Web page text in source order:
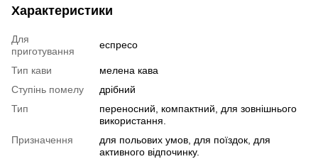
Характеристики
Для
приготування
еспресо
Тип кави
мелена кава
Ступінь помелу
дрібний
Тип
переносний, компактний, для зовнішнього
використання.
Призначення
для польових умов, для поїздок, для
активного відпочинку.